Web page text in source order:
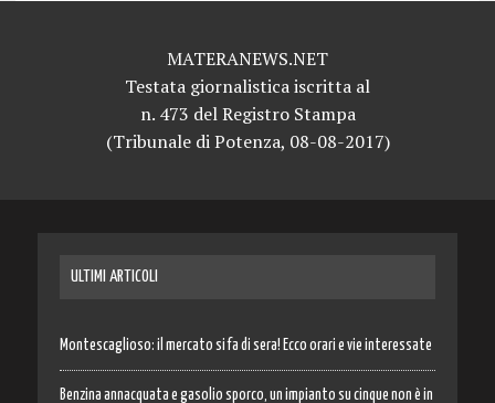
MATERANEWS.NET
Testata giornalistica iscritta al
n. 473 del Registro Stampa
(Tribunale di Potenza, 08-08-2017)
ULTIMI ARTICOLI
Montescaglioso: il mercato si fa di sera! Ecco orari e vie interessate
Benzina annacquata e gasolio sporco, un impianto su cinque non è in